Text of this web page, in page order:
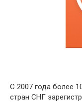
С 2007 года более
стран СНГ